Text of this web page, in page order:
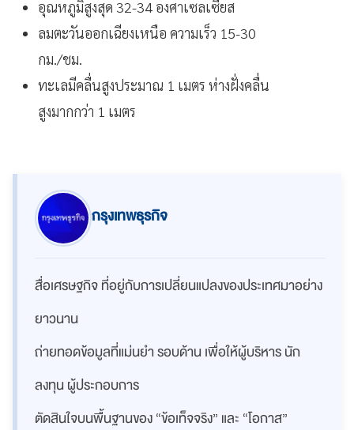
อุณหภูมิสูงสุด 32-34 องศาเซลเซียส
ลมตะวันออกเฉียงเหนือ ความเร็ว 15-30
กม./ชม.
ทะเลมีคลื่นสูงประมาณ 1 เมตร ห่างฝั่งคลื่น
สูงมากกว่า 1 เมตร
กรุงเทพธุรกิจ
สื่อเศรษฐกิจ ที่อยู่กับการเปลี่ยนแปลงของประเทศมาอย่าง
ยาวนาน
ถ่ายทอดข้อมูลที่แม่นยำ รอบด้าน เพื่อให้ผู้บริหาร นัก
ลงทุน ผู้ประกอบการ
ตัดสินใจบนพื้นฐานของ “ข้อเท็จจริง” และ “โอกาส”